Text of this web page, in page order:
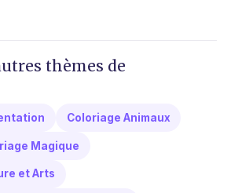
thèmes de
Coloriage Animaux
Magique
et Arts